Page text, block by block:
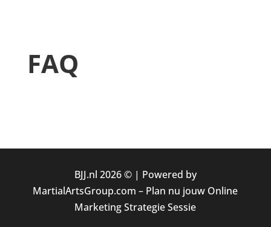
FAQ
BJJ.nl 2026 © | Powered by
MartialArtsGroup.com – Plan nu jouw Online
Marketing Strategie Sessie